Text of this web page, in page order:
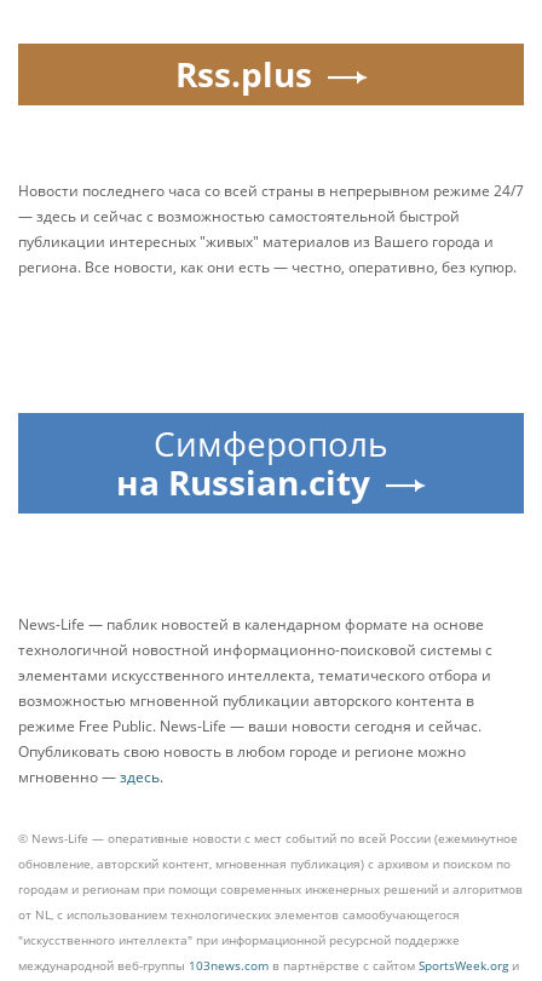
Rss.plus
Новости последнего часа со всей страны в непрерывном режиме 24/7
— здесь и сейчас с возможностью самостоятельной быстрой
публикации интересных "живых" материалов из Вашего города и
региона. Все новости, как они есть — честно, оперативно, без купюр.
Симферополь
на Russian.city
News-Life — паблик новостей в календарном формате на основе
технологичной новостной информационно-поисковой системы с
элементами искусственного интеллекта, тематического отбора и
возможностью мгновенной публикации авторского контента в
режиме Free Public. News-Life — ваши новости сегодня и сейчас.
Опубликовать свою новость в любом городе и регионе можно
мгновенно —здесь.
© News-Life — оперативные новости с мест событий по всей России (ежеминутное
обновление, авторский контент, мгновенная публикация) с архивом и поиском по
городам и регионам при помощи современных инженерных решений и алгоритмов
от NL, с использованием технологических элементов самообучающегося
"искусственного интеллекта" при информационной ресурсной поддержке
международной веб-группы 103news.com в партнёрстве с сайтом SportsWeek.orgи